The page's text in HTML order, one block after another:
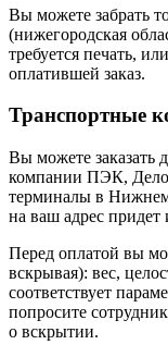
Вы можете забрать
(нижегородская
требуется печать,
оплатившей заказ.
Транспортные
Вы можете заказать
компании ПЭК,
терминалы в
на ваш адрес придет
Перед оплатой вы
вскрывая): вес,
соответствует
попросите
о вскрытии.